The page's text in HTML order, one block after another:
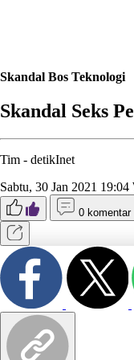
Skandal Bos Teknologi
Skandal Seks
Tim - detikInet
Sabtu, 30 Jan 2021
0 komentar